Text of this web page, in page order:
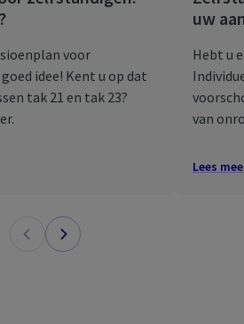
voor
idee! Kent u op dat
tak 21 en tak 23?
uw
Hebt u
van
Lees